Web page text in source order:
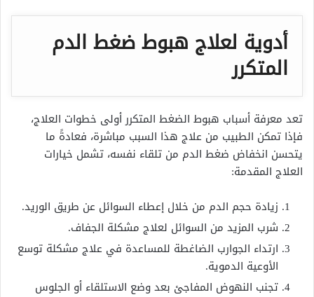
أدوية لعلاج هبوط ضغط الدم
المتكرر
تعد معرفة أسباب هبوط الضغط المتكرر أولى خطوات العلاج،
فإذا تمكن الطبيب من علاج هذا السبب مباشرة، فعادةً ما
يتحسن انخفاض ضغط الدم من تلقاء نفسه، تشمل خيارات
العلاج المقدمة:
زيادة حجم الدم من خلال إعطاء السوائل عن طريق الوريد.
شرب المزيد من السوائل لعلاج مشكلة الجفاف.
ارتداء الجوارب الضاغطة للمساعدة في علاج مشكلة توسع
الأوعية الدموية.
تجنب النهوض المفاجئ بعد وضع الاستلقاء أو الجلوس